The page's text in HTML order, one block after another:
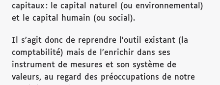
capitaux : le capital naturel (ou environnemental)
et le capital humain (ou social).
Il s’agit donc de reprendre l’outil existant (la
comptabilité) mais de l’enrichir dans ses
instrument de mesures et son système de
valeurs, au regard des préoccupations de notre